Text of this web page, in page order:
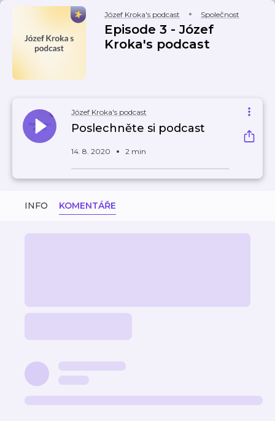
Józef Kroka's podcast Společnost
Episode 3 - Józef
Kroka's podcast
Józef Kroka's podcast
Poslechněte si podcast
14. 8. 2020 2 min
INFO KOMENTÁŘE